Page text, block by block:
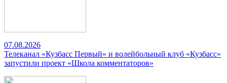
07.08.2026
Телеканал «Кузбасс Первый» и волейбольный клуб «Кузбасс»
запустили проект «Школа комментаторов»